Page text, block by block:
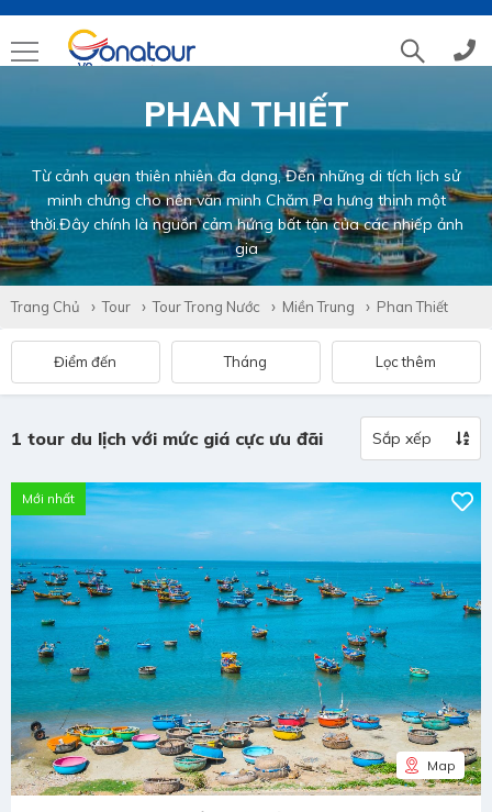
(028)39 14 18 18
Hotline tour nước ngoài 0786 711 611
Hotline tour trong nước 0783 336 116
Hotline tư vấn dịch vụ
PHAN THIẾT
Từ cảnh quan thiên nhiên đa dạng, Đến những di tích lịch sử
minh chứng cho nền văn minh Chăm Pa hưng thịnh một
thời.Đây chính là nguồn cảm hứng bất tận của các nhiếp ảnh
gia
Trang Chủ Tour Tour Trong Nước Miền Trung Phan Thiết
Điểm đến Tháng Lọc thêm
1 tour du lịch với mức giá cực ưu đãi Sắp xếp
Mới nhất
Map